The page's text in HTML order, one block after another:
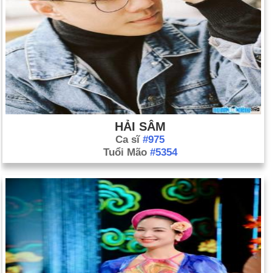
HẢI SÂM
Ca sĩ #975
Tuổi Mão #5354